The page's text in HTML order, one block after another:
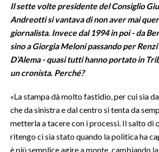
Il sette volte presidente del Consiglio
Andreotti si vantava di non aver mai
giornalista. Invece dal 1994 in poi - da
sino a Giorgia Meloni passando per Renzi
D’Alema - quasi tutti hanno portato in
un cronista. Perché?
«La stampa dà molto fastidio, per cui sia
che da sinistra e dal centro si tenta da
metterla a tacere con i processi. Il salto di
ritengo ci sia stato quando la politica ha
è più semplice agire a monte, cambiando la